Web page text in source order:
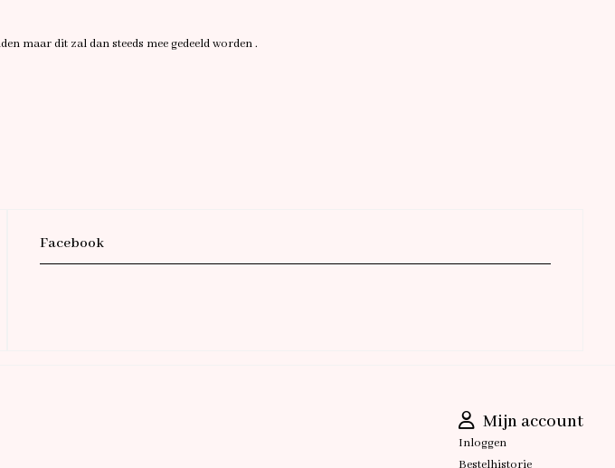
maar dit zal dan steeds mee gedeeld worden .
Facebook
Mijn account
Inloggen
Bestelhistorie